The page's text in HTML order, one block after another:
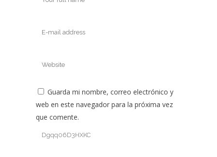
Guarda mi nombre, correo electrónico y
web en este navegador para la próxima vez
que comente.